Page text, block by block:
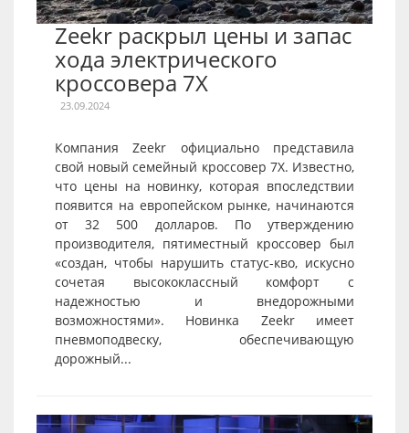
Zeekr раскрыл цены и запас
хода электрического
кроссовера 7X
23.09.2024
Компания Zeekr официально представила
свой новый семейный кроссовер 7X. Известно,
что цены на новинку, которая впоследствии
появится на европейском рынке, начинаются
от 32 500 долларов. По утверждению
производителя, пятиместный кроссовер был
«создан, чтобы нарушить статус-кво, искусно
сочетая высококлассный комфорт с
надежностью и внедорожными
возможностями». Новинка Zeekr имеет
пневмоподвеску, обеспечивающую
дорожный...